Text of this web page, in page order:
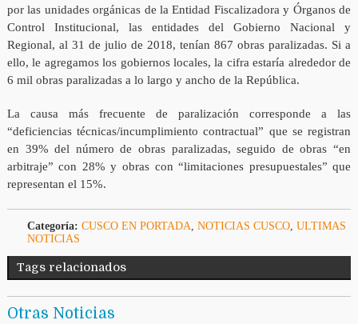
por las unidades orgánicas de la Entidad Fiscalizadora y Órganos de
Control Institucional, las entidades del Gobierno Nacional y
Regional, al 31 de julio de 2018, tenían 867 obras paralizadas. Si a
ello, le agregamos los gobiernos locales, la cifra estaría alrededor de
6 mil obras paralizadas a lo largo y ancho de la República.
La causa más frecuente de paralización corresponde a las
“deficiencias técnicas/incumplimiento contractual” que se registran
en 39% del número de obras paralizadas, seguido de obras “en
arbitraje” con 28% y obras con “limitaciones presupuestales” que
representan el 15%.
Categoría: CUSCO EN PORTADA, NOTICIAS CUSCO, ULTIMAS
NOTICIAS
Tags relacionados
Otras Noticias